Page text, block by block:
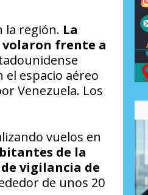
la región. La
volaron frente a
espacio aéreo
Venezuela. Los
vuelos en
de la
vigilancia de
de unos 20